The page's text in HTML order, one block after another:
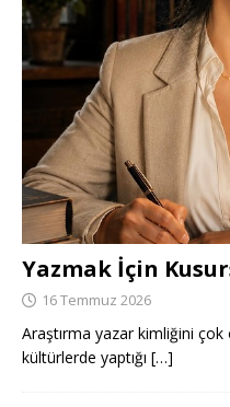
Yazmak İçin
16 Temmuz 2026
Araştırma yazar kimliğini çok
kültürlerde yaptığı […]